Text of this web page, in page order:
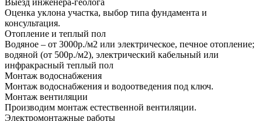
Выезд инженера-геолога
Оценка уклона участка, выбор типа фундамента и
консультация.
Отопление и теплый пол
Водяное – от 3000р./м2 или электрическое, печное отопление;
водяной (от 500р./м2), электрический кабельный или
инфракрасный теплый пол
Монтаж водоснабжения
Монтаж водоснабжения и водоотведения под ключ.
Монтаж вентиляции
Производим монтаж естественной вентиляции.
Электромонтажные работы